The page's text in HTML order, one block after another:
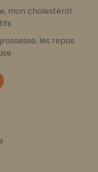
mon cholestérol
les repas